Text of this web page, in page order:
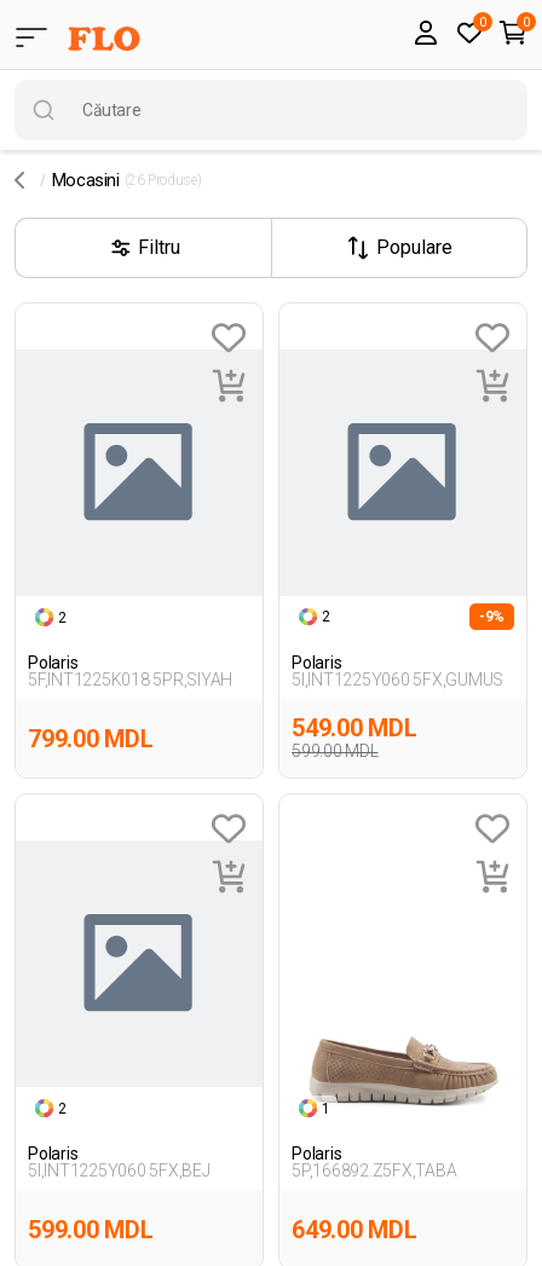
0 0
Mocasini (26 Produse)
Filtru Populare
2
Polaris
5F,INT1225K018 5PR,SIYAH
799.00 MDL
2 -9%
Polaris
5I,INT1225Y060 5FX,GUMUS
599.00 MDL
549.00 MDL
2
Polaris
5I,INT1225Y060 5FX,BEJ
599.00 MDL
1
Polaris
5P,166892.Z5FX,TABA
649.00 MDL